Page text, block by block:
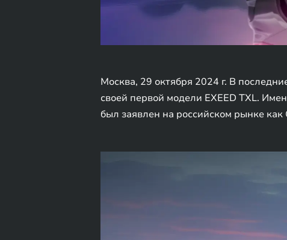
Москва, 29 октября 2024 г. В
своей первой модели EXEED TXL.
был заявлен на российском рынке как